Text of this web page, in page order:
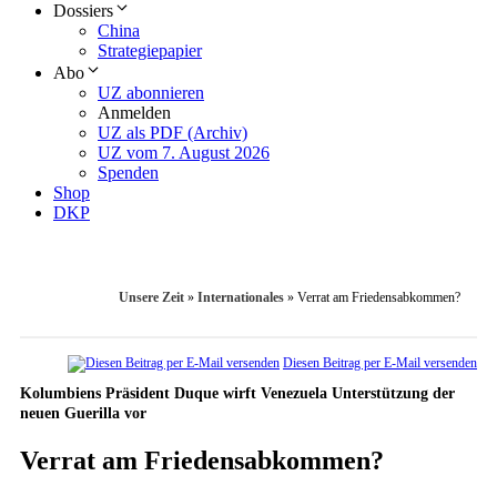
Dossiers
China
Strategiepapier
Abo
UZ abonnieren
Anmelden
UZ als PDF (Archiv)
UZ vom 7. August 2026
Spenden
Shop
DKP
Unsere Zeit » Internationales » Verrat am Friedensabkommen?
Diesen Beitrag per E-Mail versenden
Kolumbiens Präsident Duque wirft Venezuela Unterstützung der
neuen Guerilla vor
Verrat am Friedensabkommen?